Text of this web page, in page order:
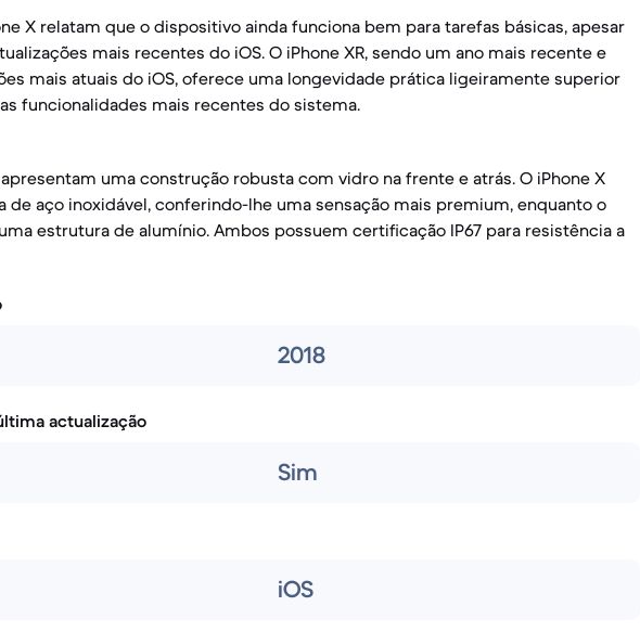
X relatam que o dispositivo ainda funciona bem para tarefas básicas, apesar
mais recentes do iOS. O iPhone XR, sendo um ano mais recente e
mais atuais do iOS, oferece uma longevidade prática ligeiramente superior
funcionalidades mais recentes do sistema.
uma construção robusta com vidro na frente e atrás. O iPhone X
de aço inoxidável, conferindo-lhe uma sensação mais premium, enquanto o
estrutura de alumínio. Ambos possuem certificação IP67 para resistência a
2018
actualização
Sim
iOS